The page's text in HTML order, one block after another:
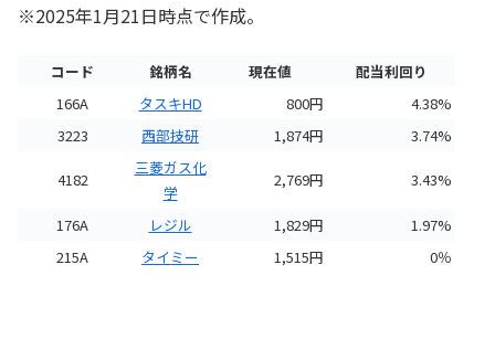
※2025年1月21日時点で作成。
コード 銘柄名 現在値
配当利回り
166A
タスキHD 800円
4.38%
3223
西部技研 1,874円 3.74%
4182
三菱ガス化
学
2,769円 3.43%
176A レジル 1,829円
1.97%
215A
タイミー 1,515円 0％